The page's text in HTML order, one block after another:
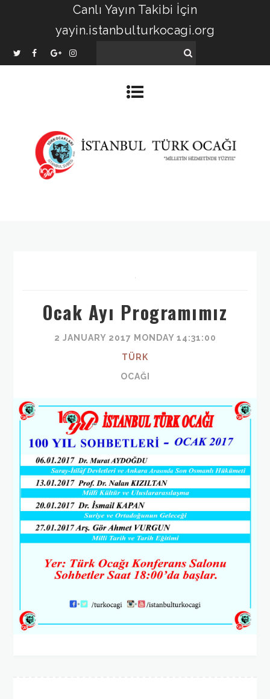
Canlı Yayın Takibi İçin
yayin.istanbulturkocagi.org
,
Ocak Ayı Programımız
2 JANUARY 2017 MONDAY 14:31:00
TÜRK
OCAĞI